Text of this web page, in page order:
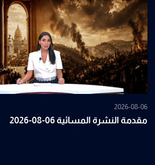
2026-08-06
مقدمة النشرة المسائية 06-08-2026